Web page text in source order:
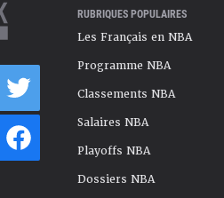
RUBRIQUES POPULAIRES
Les Français en NBA
Programme NBA
Classements NBA
Salaires NBA
Playoffs NBA
Dossiers NBA